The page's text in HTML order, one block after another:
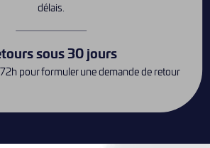
délais.
sous 30 jours
pour formuler une demande de retour